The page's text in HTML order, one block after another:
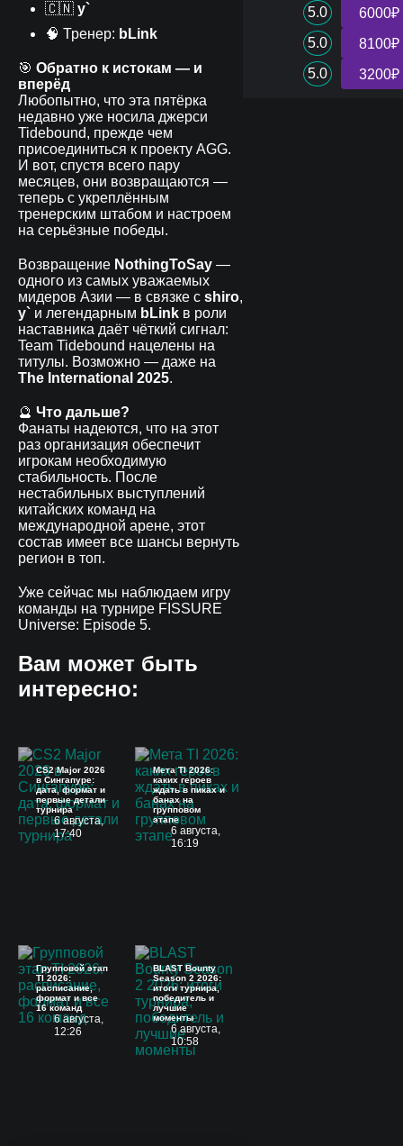
🇨🇳 y`
🧠 Тренер: bLink
🎯 Обратно к истокам — и
вперёд
Любопытно, что эта пятёрка
недавно уже носила джерси
Tidebound, прежде чем
присоединиться к проекту AGG.
И вот, спустя всего пару
месяцев, они возвращаются —
теперь с укреплённым
тренерским штабом и настроем
на серьёзные победы.
Возвращение NothingToSay —
одного из самых уважаемых
мидеров Азии — в связке с shiro,
y` и легендарным bLink в роли
наставника даёт чёткий сигнал:
Team Tidebound нацелены на
титулы. Возможно — даже на
The International 2025.
🔮 Что дальше?
Фанаты надеются, что на этот
раз организация обеспечит
игрокам необходимую
стабильность. После
нестабильных выступлений
китайских команд на
международной арене, этот
состав имеет все шансы вернуть
регион в топ.
Уже сейчас мы наблюдаем игру
команды на турнире FISSURE
Universe: Episode 5.
Вам может быть
интересно:
CS2 Major 2026
в Сингапуре:
дата, формат и
первые детали
турнира
6 августа,
17:40
Мета TI 2026:
каких героев
ждать в пиках и
банах на
групповом
этапе
6 августа,
16:19
Групповой этап
TI 2026:
расписание,
формат и все
16 команд
6 августа,
12:26
BLAST Bounty
Season 2 2026:
итоги турнира,
победитель и
лучшие
моменты
6 августа,
10:58
5.0
6000₽
5.0
8100₽
5.0
3200₽